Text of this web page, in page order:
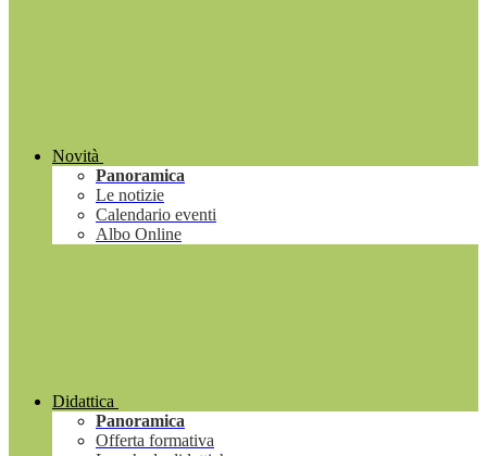
Novità
Panoramica
Le notizie
Calendario eventi
Albo Online
Didattica
Panoramica
Offerta formativa